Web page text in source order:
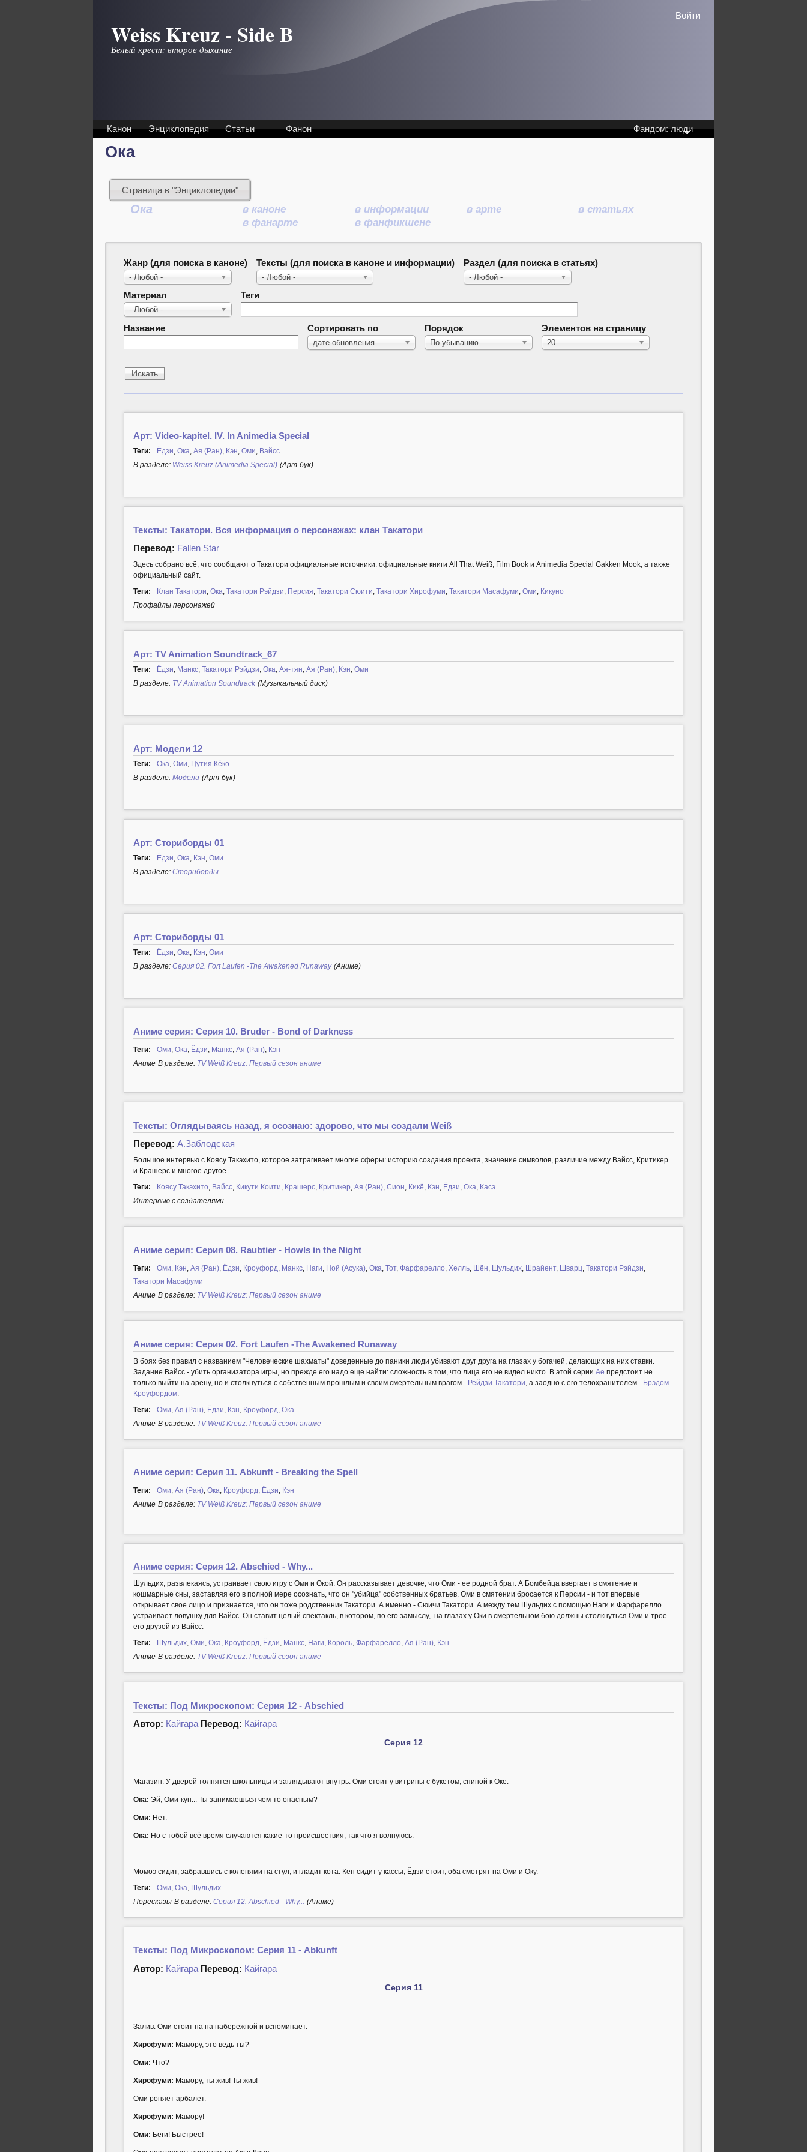
Weiss Kreuz - Side B
Белый крест: второе дыхание
Войти
Канон Энциклопедия Статьи Фанон Фандом: люди
Ока
Страница в "Энциклопедии"
Ока в каноне в информации в арте
в статьях
в фанарте
в фанфикшене
Жанр (для поиска в каноне)
- Любой -
Тексты (для поиска в каноне и информации)
- Любой -
Раздел (для поиска в статьях)
- Любой -
Материал
- Любой -
Теги
Название Сортировать по
дате обновления
Порядок
По убыванию
Элементов на страницу
20
Арт: Video-kapitel. IV. In Animedia Special
Теги: Ёдзи, Ока, Ая (Ран), Кэн, Оми, Вайсс
В разделе: Weiss Kreuz (Animedia Special) (Арт-бук)
Тексты: Такатори. Вся информация о персонажах: клан Такатори
Перевод: Fallen Star
Здесь собрано всё, что сообщают о Такатори официальные источники: официальные книги All That Weiß, Film Book и Animedia Special Gakken Mook, а также
официальный сайт.
Теги:
Клан Такатори, Ока, Такатори Рэйдзи, Персия, Такатори Сюити, Такатори Хирофуми, Такатори Масафуми, Оми, Кикуно
Профайлы персонажей
Арт: TV Animation Soundtrack_67
Теги: Ёдзи, Манкс, Такатори Рэйдзи, Ока, Ая-тян, Ая (Ран), Кэн, Оми
В разделе: TV Animation Soundtrack (Музыкальный диск)
Арт: Модели 12
Теги: Ока, Оми, Цутия Кёко
В разделе: Модели (Арт-бук)
Арт: Сториборды 01
Теги: Ёдзи, Ока, Кэн, Оми
В разделе: Сториборды
Арт: Сториборды 01
Теги: Ёдзи, Ока, Кэн, Оми
В разделе: Серия 02. Fort Laufen -The Awakened Runaway (Аниме)
Аниме серия: Серия 10. Bruder - Bond of Darkness
Теги: Оми Ока Ёдзи Манкс, Ая (Ран), Кэн
Аниме В разделе: TV Weiß Kreuz: Первый сезон аниме
Тексты: Оглядываясь назад, я осознаю: здорово, что мы создали Weiß
Перевод: А.Заблодская
Большое интервью с Коясу Такэхито, которое затрагивает многие сферы: историю создания проекта, значение символов, различие между Вайсс, Критикер
и Крашерс и многое другое.
Теги:
Коясу Такэхито, Вайсс, Кикути Коити, Крашерс, Критикер, Ая (Ран), Сион, Кикё, Кэн, Ёдзи, Ока, Касэ
Интервью с создателями
Аниме серия: Серия 08. Raubtier - Howls in the Night
Теги: Оми Кэн Ая (Ран), Ёдзи Кроуфорд Манкс, Наги Ной (Асука), Ока Тот, Фарфарелло Хелль, Шён Шульдих, Шрайент, Шварц Такатори Рэйдзи
Такатори Масафуми
Аниме В разделе: TV Weiß Kreuz: Первый сезон аниме
Аниме серия: Серия 02. Fort Laufen -The Awakened Runaway
В боях без правил с названием "Человеческие шахматы" доведенные до паники люди убивают друг друга на глазах у богачей, делающих на них ставки.
Задание Вайсс - убить организатора игры, но прежде его надо еще найти: сложность в том, что лица его не видел никто. В этой серии Ае предстоит не
только выйти на арену, но и столкнуться с собственным прошлым и своим смертельным врагом - Рейдзи Такатори , а заодно с его телохранителем - Брэдом
Кроуфордом.
Теги:
Оми Ая (Ран), Ёдзи Кэн Кроуфорд Ока
Аниме В разделе: TV Weiß Kreuz: Первый сезон аниме
Аниме серия: Серия 11. Abkunft - Breaking the Spell
Теги: Оми, Ая (Ран), Ока, Кроуфорд, Ёдзи, Кэн
Аниме В разделе: TV Weiß Kreuz: Первый сезон аниме
Аниме серия: Серия 12. Abschied - Why...
Шульдих, развлекаясь, устраивает свою игру с Оми и Окой. Он рассказывает девочке, что Оми - ее родной брат. А Бомбейца ввергает в смятение и
кошмарные сны, заставляя его в полной мере осознать, что он "убийца" собственных братьев. Оми в смятении бросается к Персии - и тот впервые
открывает свое лицо и признается, что он тоже родственник Такатори. А именно - Сюичи Такатори. А между тем Шульдих с помощью Наги и Фарфарелло
устраивает ловушку для Вайсс. Он ставит целый спектакль, в котором, по его замыслу, на глазах у Оки в смертельном бою должны столкнуться Оми и трое
его друзей из Вайсс.
Теги:
Шульдих, Оми, Ока, Кроуфорд, Ёдзи, Манкс, Наги, Король, Фарфарелло, Ая (Ран), Кэн
Аниме В разделе: TV Weiß Kreuz: Первый сезон аниме
Тексты: Под Микроскопом: Серия 12 - Abschied
Автор: Кайгара Перевод: Кайгара
Серия 12
Магазин. У дверей толпятся школьницы и заглядывают внутрь. Оми стоит у витрины с букетом, спиной к Оке.
Ока: Эй, Оми-кун... Ты занимаешься чем-то опасным?
Оми: Нет.
Ока: Но с тобой всё время случаются какие-то происшествия, так что я волнуюсь.
Момоэ сидит, забравшись с коленями на стул, и гладит кота. Кен сидит у кассы, Ёдзи стоит, оба смотрят на Оми и Оку.
Теги:
Оми, Ока, Шульдих
Пересказы В разделе: Серия 12. Abschied - Why... (Аниме)
Тексты: Под Микроскопом: Серия 11 - Abkunft
Автор: Кайгара Перевод: Кайгара
Серия 11
Залив. Оми стоит на на набережной и вспоминает.
Хирофуми: Мамору, это ведь ты?
Оми: Что?
Хирофуми: Мамору, ты жив! Ты жив!
Оми роняет арбалет.
Хирофуми: Мамору!
Оми: Беги! Быстрее!